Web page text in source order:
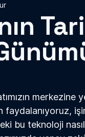
merkezine
bu teknoloji